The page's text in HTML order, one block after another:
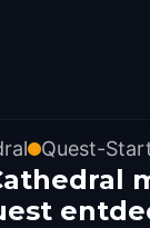
Quest-